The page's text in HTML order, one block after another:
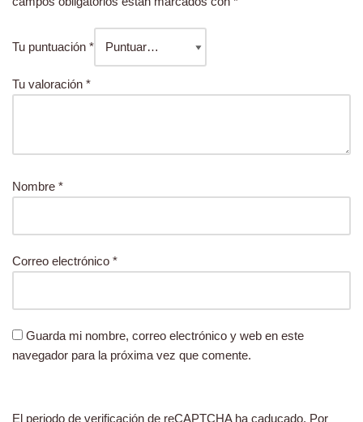
Tu puntuación *
Tu valoración *
Nombre *
Correo electrónico *
Guarda mi nombre, correo electrónico y web en este
navegador para la próxima vez que comente.
El periodo de verificación de reCAPTCHA ha caducado. Por